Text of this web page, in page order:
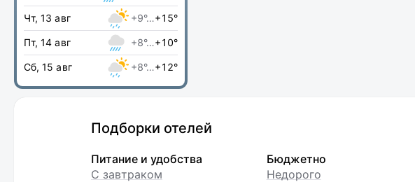
Чт, 13 авг +9°…+15°
Пт, 14 авг +8°…+10°
Сб, 15 авг +8°…+12°
Подборки отелей
Питание и удобства
С завтраком
Бюджетно
Недорого